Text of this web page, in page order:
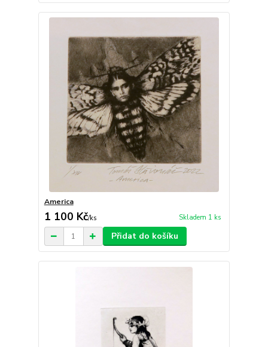
America
1 100 Kč/ks Skladem 1 ks
Přidat do košíku